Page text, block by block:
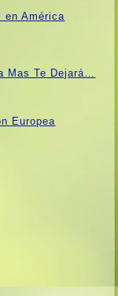
en América
Mas Te Dejará…
Europea